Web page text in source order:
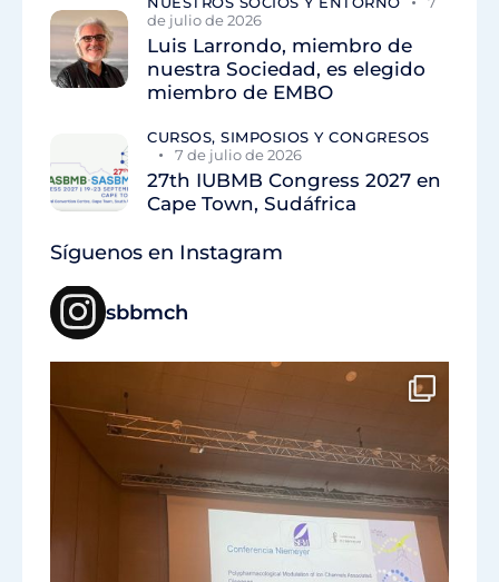
de julio de 2026
Luis Larrondo, miembro de
nuestra Sociedad, es elegido
miembro de EMBO
CURSOS, SIMPOSIOS Y CONGRESOS
7 de julio de 2026
27th IUBMB Congress 2027 en
Cape Town, Sudáfrica
Síguenos en Instagram
sbbmch